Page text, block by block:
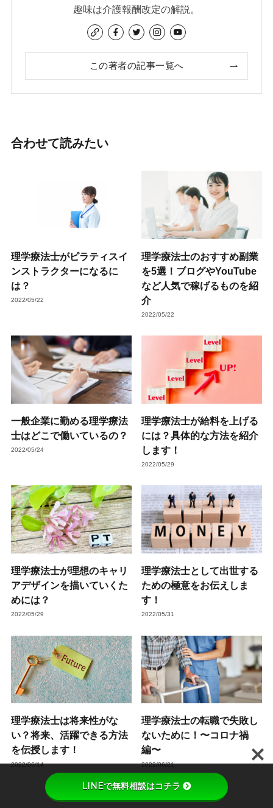
趣味は介護報酬改定の解説。
この著者の記事一覧へ
合わせて読みたい
理学療法士がピラティスイ
ンストラクターになるに
は？
2022/05/22
理学療法士のおすすめ副業
を5選！ブログやYouTube
など人気で稼げるものを紹
介
2022/05/22
一般企業に勤める理学療法
士はどこで働いているの？
2022/05/24
理学療法士が給料を上げる
には？具体的な方法を紹介
します！
2022/05/29
理学療法士が理想のキャリ
アデザインを描いていくた
めには？
2022/05/29
理学療法士として出世する
ための極意をお伝えしま
す！
2022/05/31
理学療法士は将来性がな
い？将来、活躍できる方法
を伝授します！
2022/06/14
理学療法士の転職で失敗し
ないために！〜コロナ禍
編〜
2022/06/21
LINEで無料相談はコチラ